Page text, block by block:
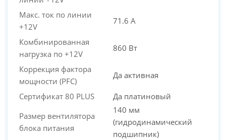
Макс. ток по линии
+12V
71.6 А
Комбинированная
нагрузка по +12V
860 Вт
Коррекция фактора
мощности (PFC)
Да активная
Сертификат 80 PLUS
Да платиновый
Размер вентилятора
блока питания
140 мм
(гидродинамический
подшипник)